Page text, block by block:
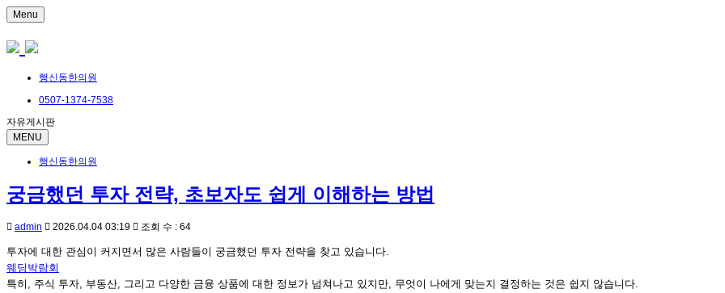
Menu
행신동한의원
0507-1374-7538
자유게시판
MENU
행신동한의원
궁금했던 투자 전략, 초보자도 쉽게 이해하는 방법
admin 2026.04.04 03:19 조회 수 : 64
투자에 대한 관심이 커지면서 많은 사람들이 궁금했던 투자 전략을 찾고 있습니다.
웨딩박람회
특히, 주식 투자, 부동산, 그리고 다양한 금융 상품에 대한 정보가 넘쳐나고 있지만, 무엇이 나에게 맞는지 결정하는 것은 쉽지 않습니다.